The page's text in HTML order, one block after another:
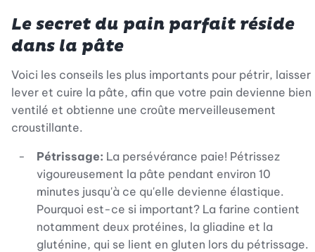
Le secret du pain parfait réside
dans la pâte
Voici les conseils les plus importants pour pétrir, laisser
lever et cuire la pâte, afin que votre pain devienne bien
ventilé et obtienne une croûte merveilleusement
croustillante.
Pétrissage: La persévérance paie! Pétrissez
vigoureusement la pâte pendant environ 10
minutes jusqu'à ce qu'elle devienne élastique.
Pourquoi est-ce si important? La farine contient
notamment deux protéines, la gliadine et la
gluténine, qui se lient en gluten lors du pétrissage.